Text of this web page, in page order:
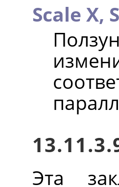
Scale X,
Эта